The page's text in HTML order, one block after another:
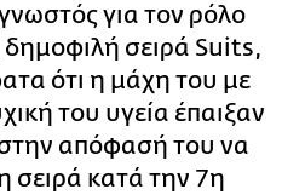
για τον ρόλο
σειρά Suits,
ότι η μάχη του με
του υγεία έπαιξαν
απόφασή του να
σειρά κατά την 7η